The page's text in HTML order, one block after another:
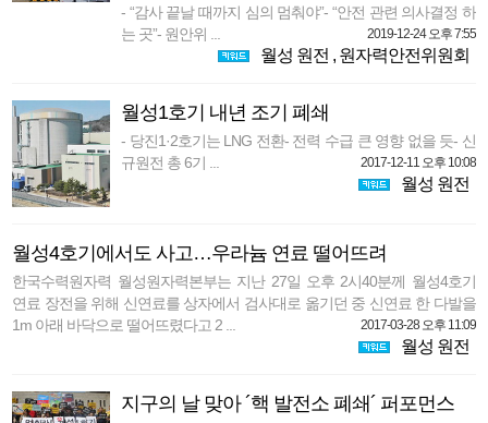
- “감사 끝날 때까지 심의 멈춰야”- “안전 관련 의사결정 하
는 곳”- 원안위 ...
2019-12-24 오후 7:55
월성 원전 , 원자력안전위원회
월성1호기 내년 조기 폐쇄
- 당진1·2호기는 LNG 전환- 전력 수급 큰 영향 없을 듯- 신
규원전 총 6기 ...
2017-12-11 오후 10:08
월성 원전
월성4호기에서도 사고…우라늄 연료 떨어뜨려
한국수력원자력 월성원자력본부는 지난 27일 오후 2시40분께 월성4호기
연료 장전을 위해 신연료를 상자에서 검사대로 옮기던 중 신연료 한 다발을
1m 아래 바닥으로 떨어뜨렸다고 2 ...
2017-03-28 오후 11:09
월성 원전
지구의 날 맞아 ´핵 발전소 폐쇄´ 퍼포먼스